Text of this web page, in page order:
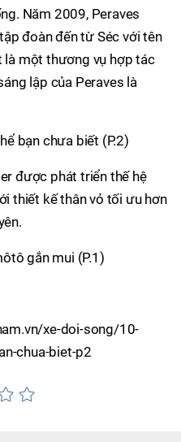
Năm 2009, Peraves
đoàn đến từ Séc với tên
là một thương vụ hợp tác
lập của Peraves là
được phát triển thế hệ
thiết kế thân vỏ tối ưu hơn
gắn mui (P.1)
xe-doi-song/10-
chua-biet-p2